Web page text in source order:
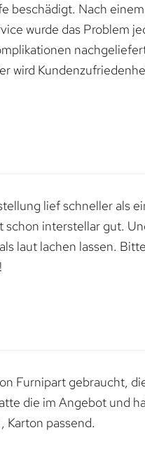
beschädigt. Nach
wurde das Problem
wird
lief schneller als
interstellar gut.
laut lachen lassen.
Furnipart gebraucht,
die im Angebot und
Karton passend.